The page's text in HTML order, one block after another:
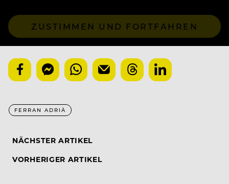
ZUSTIMMEN UND FORTFAHREN
FERRAN ADRIÀ
NÄCHSTER ARTIKEL
VORHERIGER ARTIKEL